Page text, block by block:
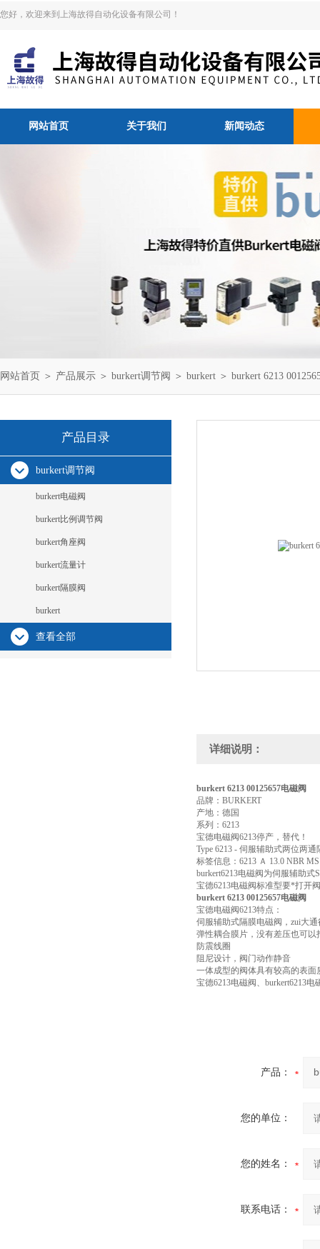
您好，欢迎来到上海故得自动化设备有限公司！
网站首页 关于我们 新闻动态
网站首页 ＞ 产品展示 ＞ burkert调节阀 ＞ burkert ＞ burkert 6213
产品目录
burkert调节阀
burkert电磁阀
burkert比例调节阀
burkert角座阀
burkert流量计
burkert隔膜阀
burkert
查看全部
详细说明：
burkert 6213 00125657电磁阀
品牌：BURKERT
产地：德国
系列：6213
宝德电磁阀6213停产，替代！
Type 6213 - 伺服辅助式两位两
标签信息：6213 Ａ 13.0 NBR
burkert6213电磁阀为伺服辅助
宝德6213电磁阀标准型要*打开
burkert 6213 00125657电磁阀
宝德电磁阀6213特点：
伺服辅助式隔膜电磁阀，zui大通
弹性耦合膜片，没有差压也可以
防震线圈
阻尼设计，阀门动作静音
一体成型的阀体具有较高的表面
宝德6213电磁阀、burkert6213电
产品：
您的单位：
您的姓名：
联系电话：